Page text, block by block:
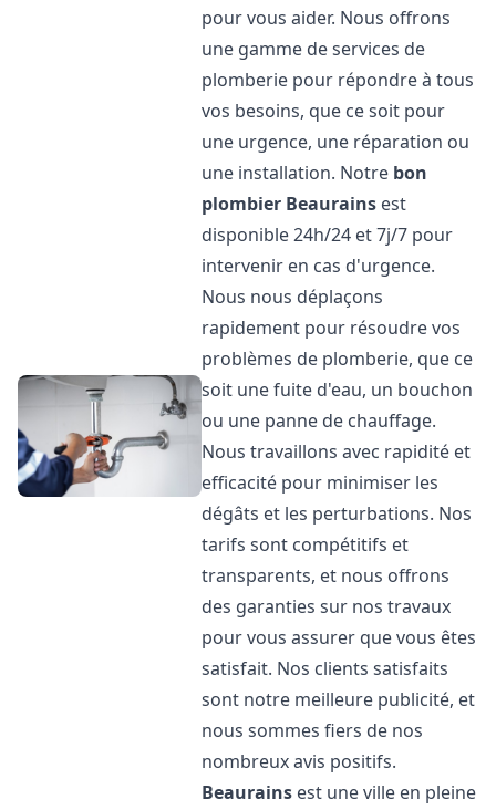
pour vous aider. Nous offrons
une gamme de services de
plomberie pour répondre à tous
vos besoins, que ce soit pour
une urgence, une réparation ou
une installation. Notre bon
plombier Beaurains est
disponible 24h/24 et 7j/7 pour
intervenir en cas d'urgence.
Nous nous déplaçons
rapidement pour résoudre vos
problèmes de plomberie, que ce
soit une fuite d'eau, un bouchon
ou une panne de chauffage.
Nous travaillons avec rapidité et
efficacité pour minimiser les
dégâts et les perturbations. Nos
tarifs sont compétitifs et
transparents, et nous offrons
des garanties sur nos travaux
pour vous assurer que vous êtes
satisfait. Nos clients satisfaits
sont notre meilleure publicité, et
nous sommes fiers de nos
nombreux avis positifs.
Beaurains est une ville en pleine